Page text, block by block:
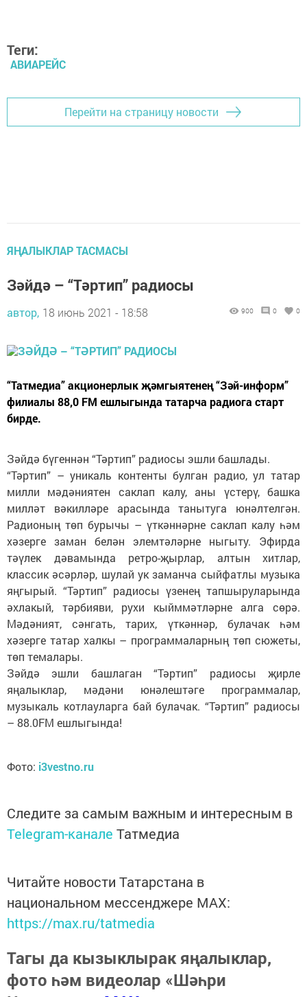
Теги:
АВИАРЕЙС
Перейти на страницу новости
ЯҢАЛЫКЛАР ТАСМАСЫ
Зәйдә – “Тәртип” радиосы
автор, 18 июнь 2021 - 18:58 900 0 0
“Татмедиа” акционерлык җәмгыятенең “Зәй-информ”
филиалы 88,0 FM ешлыгында татарча радиога старт
бирде.
Зәйдә бүгеннән “Тәртип” радиосы эшли башлады.
“Тәртип” – уникаль контенты булган радио, ул татар
милли мәдәниятен саклап калу, аны үстерү, башка
милләт вәкилләре арасында танытуга юнәлтелгән.
Радионың төп бурычы – үткәннәрне саклап калу һәм
хәзерге заман белән элемтәләрне ныгыту. Эфирда
тәүлек дәвамында ретро-җырлар, алтын хитлар,
классик әсәрләр, шулай ук заманча сыйфатлы музыка
яңгырый. “Тәртип” радиосы үзенең тапшыруларында
әхлакый, тәрбияви, рухи кыйммәтләрне алга сөрә.
Мәдәният, сәнгать, тарих, үткәннәр, булачак һәм
хәзерге татар халкы – программаларның төп сюжеты,
төп темалары.
Зәйдә эшли башлаган “Тәртип” радиосы җирле
яңалыклар, мәдәни юнәлештәге программалар,
музыкаль котлауларга бай булачак. “Тәртип” радиосы
– 88.0FM ешлыгында!
Фото: i3vestno.ru
Следите за самым важным и интересным в
Telegram-канале Татмедиа
Читайте новости Татарстана в
национальном мессенджере MАХ:
https://max.ru/tatmedia
Тагы да кызыклырак яңалыклар,
фото һәм видеолар «Шәһри